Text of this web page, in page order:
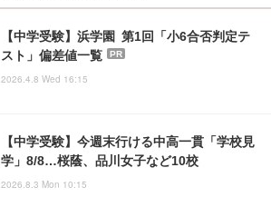
【中学受験】浜学園 第1回「小6合否判定テ
スト」偏差値一覧
PR
2026.4.8 Wed 16:15
【中学受験】今週末行ける中高一貫「学校見
学」8/8…桜蔭、品川女子など10校
2026.8.3 Mon 10:15